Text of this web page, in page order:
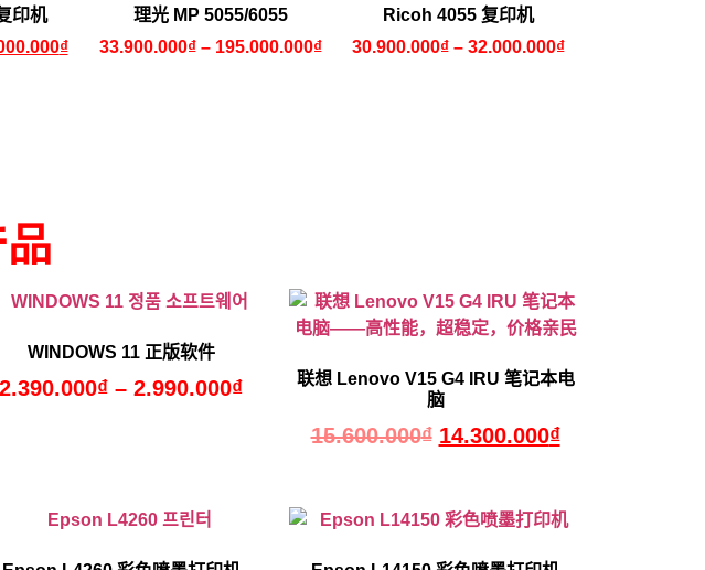
印机
₫
理光 MP 5055/6055
33.900.000₫ – 195.000.000₫
Ricoh 4055 复印机
30.900.000₫– 32.000.000₫
WINDOWS 11 正版软件
2.390.000₫ – 2.990.000₫
联想 Lenovo V15 G4 IRU 笔记本电
脑
15.600.000₫ 14.300.000₫